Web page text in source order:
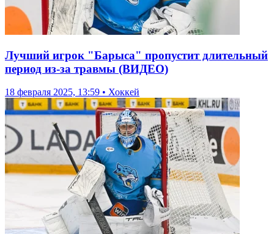
Лучший игрок "Барыса" пропустит длительный
период из-за травмы (ВИДЕО)
18 февраля 2025, 13:59 • Хоккей